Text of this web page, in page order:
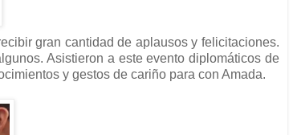
gran cantidad de aplausos y felicitaciones.
Asistieron a este evento diplomáticos de
y gestos de cariño para con Amada.